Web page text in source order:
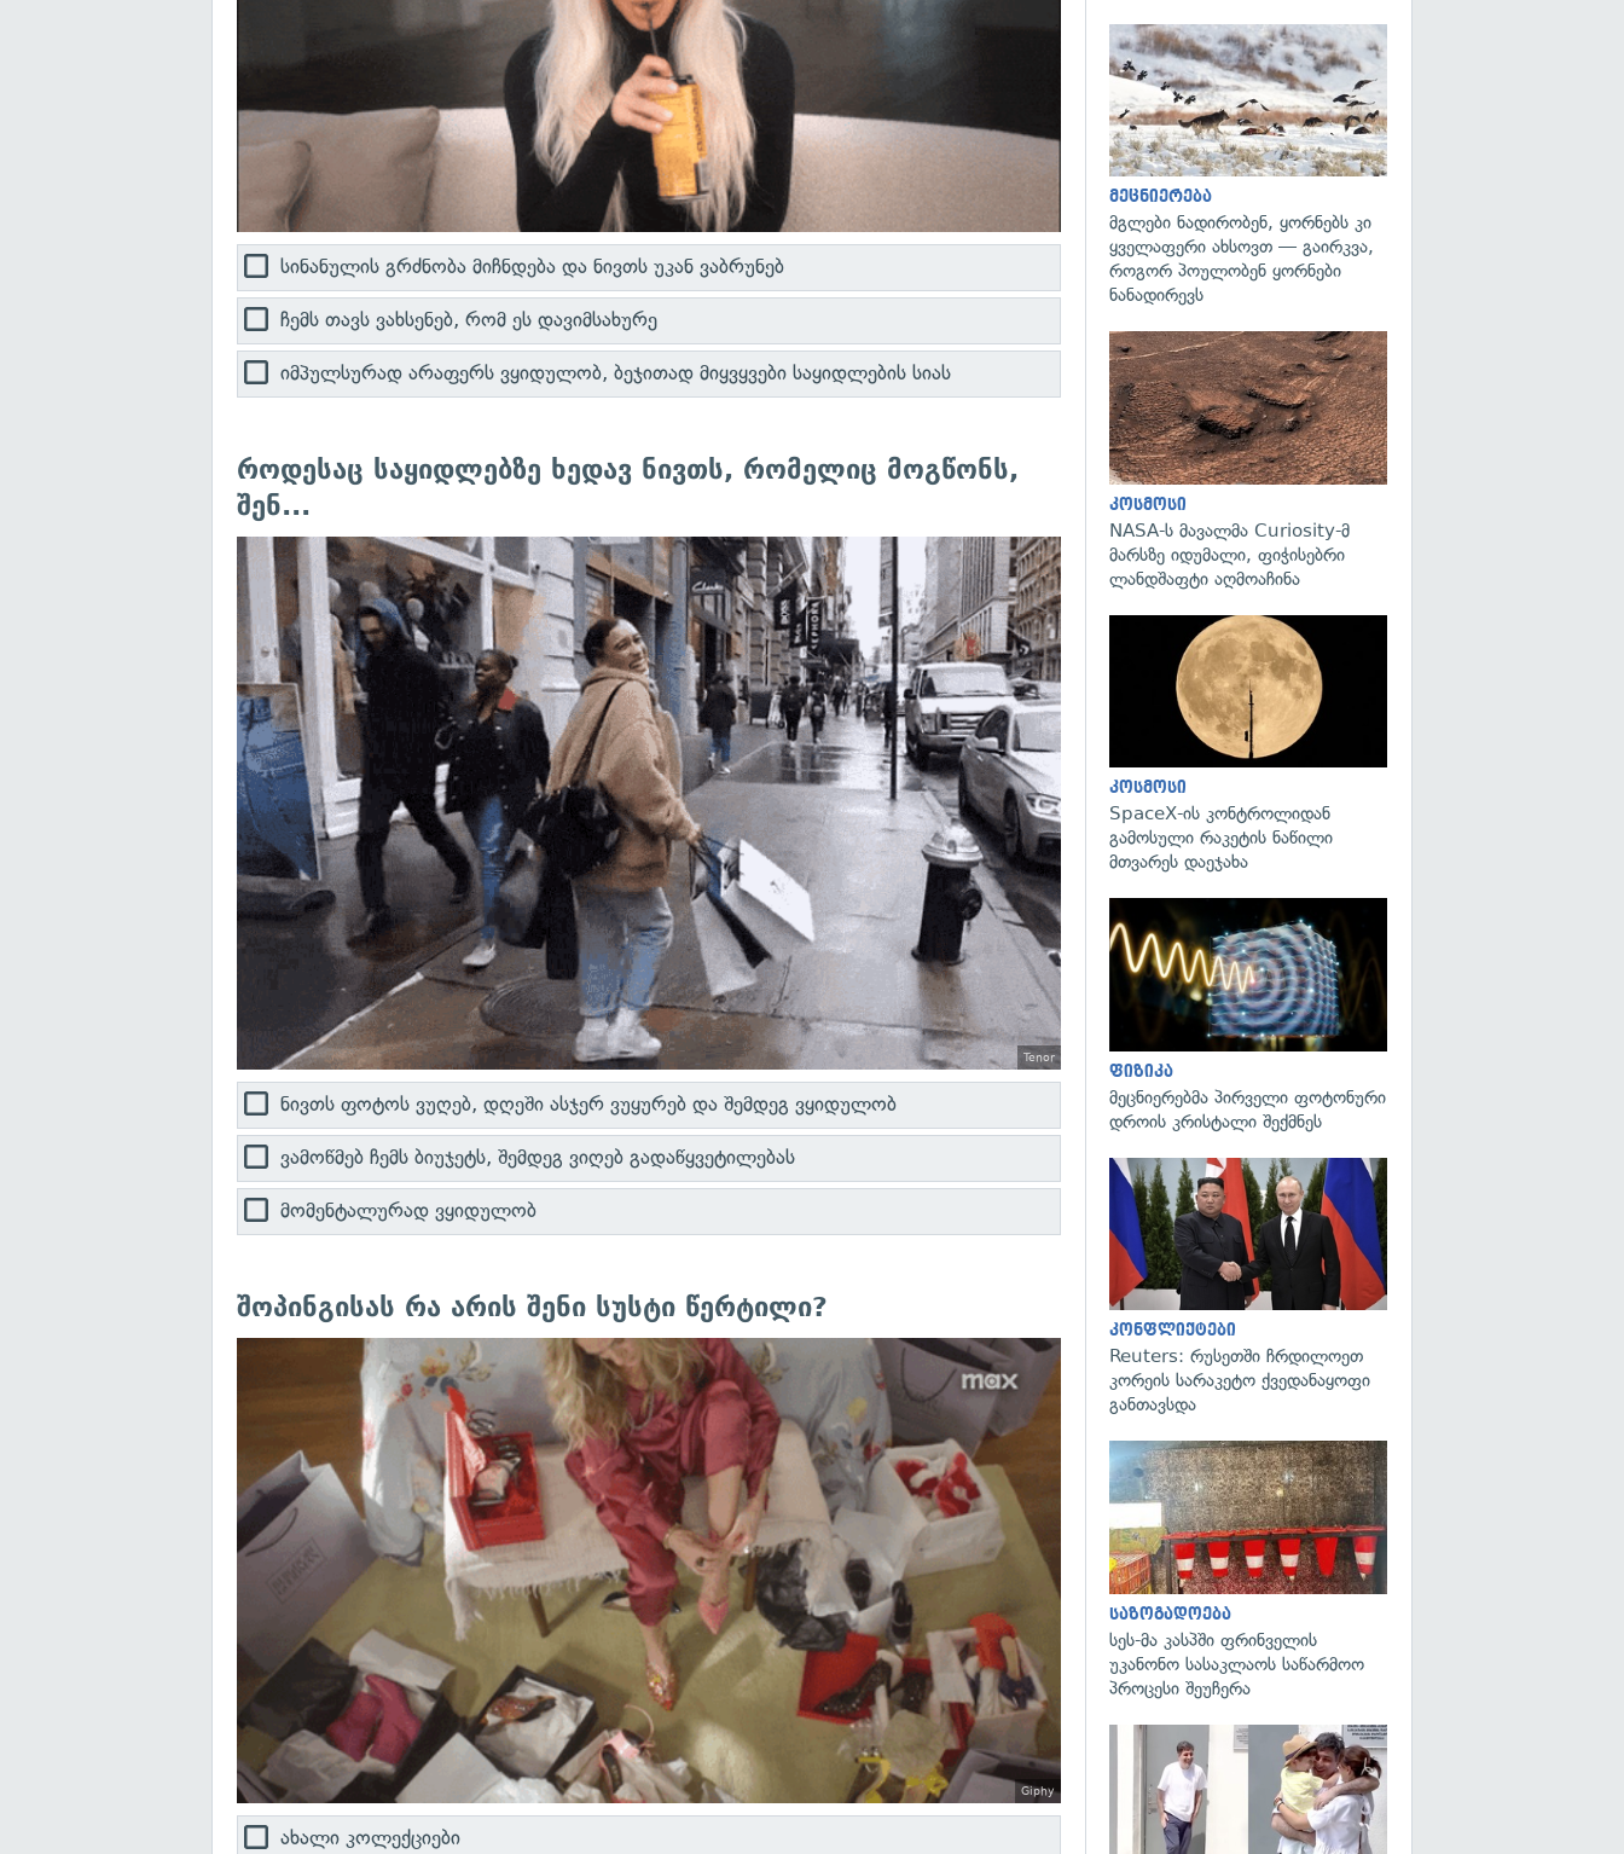
სინანულის გრძნობა მიჩნდება და ნივთს უკან ვაბრუნებ
ჩემს თავს ვახსენებ, რომ ეს დავიმსახურე
იმპულსურად არაფერს ვყიდულობ, ბეჯითად მიყვყვები საყიდლების სიას
როდესაც საყიდლებზე ხედავ ნივთს, რომელიც მოგწონს,
შენ...
Tenor
ნივთს ფოტოს ვუღებ, დღეში ასჯერ ვუყურებ და შემდეგ ვყიდულობ
ვამოწმებ ჩემს ბიუჯეტს, შემდეგ ვიღებ გადაწყვეტილებას
მომენტალურად ვყიდულობ
შოპინგისას რა არის შენი სუსტი წერტილი?
Giphy
ახალი კოლექციები
მეცნიერება
მგლები ნადირობენ, ყორნებს კი
ყველაფერი ახსოვთ — გაირკვა,
როგორ პოულობენ ყორნები
ნანადირევს
კოსმოსი
NASA-ს მავალმა Curiosity-მ
მარსზე იდუმალი, ფიჭისებრი
ლანდშაფტი აღმოაჩინა
კოსმოსი
SpaceX-ის კონტროლიდან
გამოსული რაკეტის ნაწილი
მთვარეს დაეჯახა
ფიზიკა
მეცნიერებმა პირველი ფოტონური
დროის კრისტალი შექმნეს
კონფლიქტები
Reuters: რუსეთში ჩრდილოეთ
კორეის სარაკეტო ქვედანაყოფი
განთავსდა
საზოგადოება
სეს-მა კასპში ფრინველის
უკანონო სასაკლაოს საწარმოო
პროცესი შეუჩერა